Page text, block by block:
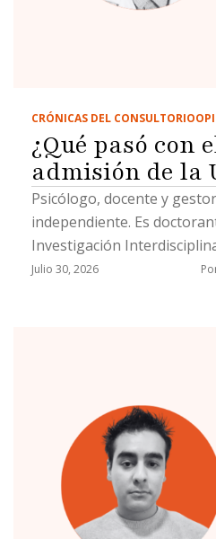
CRÓNICAS DEL CONSULTORIO
¿Qué pasó con
admisión de la
Psicólogo, docente y
independiente. Es
Investigación
Su línea de investigación es
Julio 30, 2026